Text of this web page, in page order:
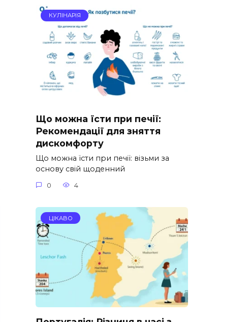
КУЛІНАРІЯ
Що можна їсти при печії:
Рекомендації для зняття
дискомфорту
Що можна їсти при печії: візьми за
основу свій щоденний
0 4
ЦІКАВО